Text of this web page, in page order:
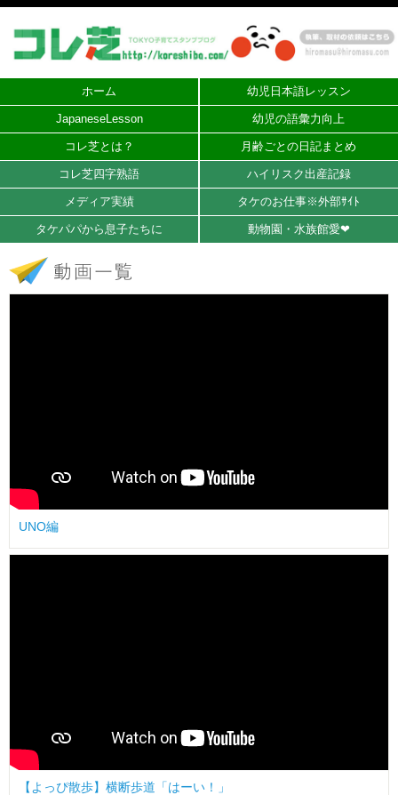
ホーム 幼児日本語レッスン
JapaneseLesson 幼児の語彙力向上
コレ芝とは？ 月齢ごとの日記まとめ
コレ芝四字熟語 ハイリスク出産記録
メディア実績 タケのお仕事※外部ｻｲﾄ
タケパパから息子たちに 動物園・水族館愛❤︎
UNO編
【よっぴ散歩】横断歩道「はーい！」